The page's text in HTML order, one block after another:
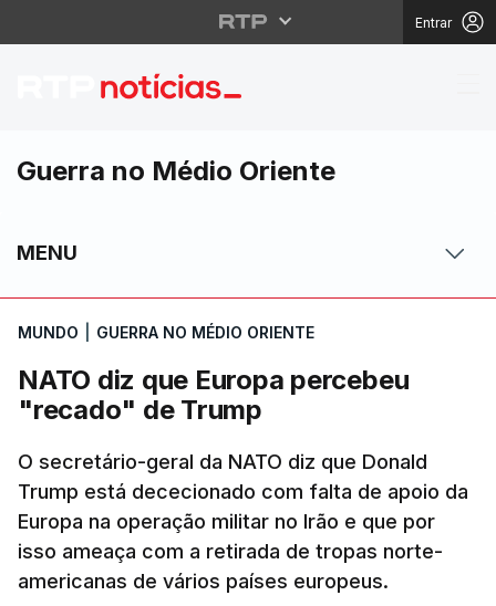
Entrar
NATO diz que
Guerra no Médio Oriente
MENU
MUNDO GUERRA NO MÉDIO ORIENTE
NATO diz que Europa percebeu
"recado" de Trump
O secretário-geral da NATO diz que Donald
Trump está dececionado com falta de apoio da
Europa na operação militar no Irão e que por
isso ameaça com a retirada de tropas norte-
americanas de vários países europeus.